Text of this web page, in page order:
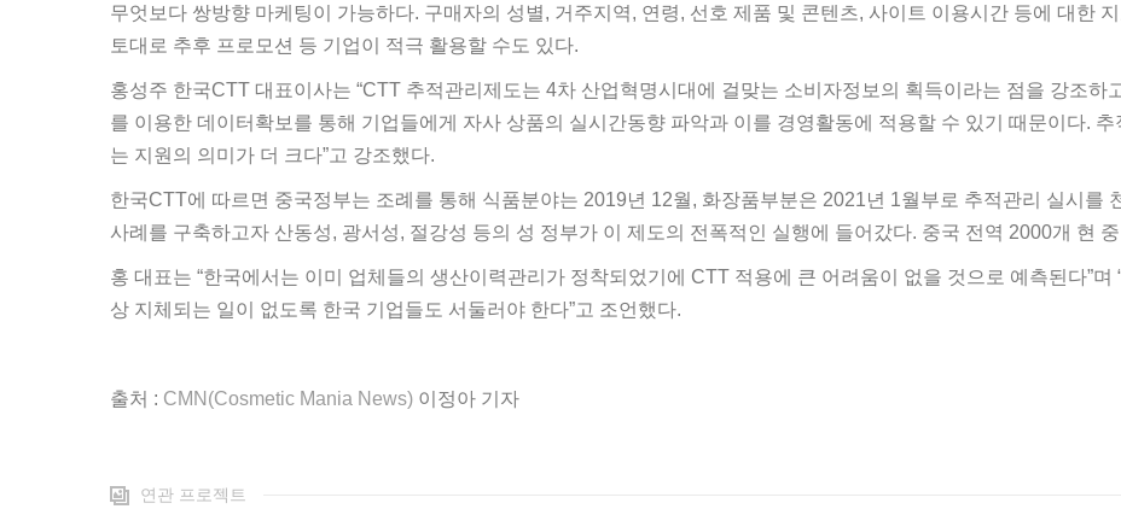
무엇보다 쌍방향 마케팅이 가능하다. 구매자의 성별, 거주지역, 연령, 선호 제품 및 콘텐츠, 사이트 이용시간 등에 대한
토대로 추후 프로모션 등 기업이 적극 활용할 수도 있다.
홍성주 한국CTT 대표이사는 “CTT 추적관리제도는 4차 산업혁명시대에 걸맞는 소비자정보의 획득이라는 점을 강조하
를 이용한 데이터확보를 통해 기업들에게 자사 상품의 실시간동향 파악과 이를 경영활동에 적용할 수 있기 때문이다.
는 지원의 의미가 더 크다”고 강조했다.
한국CTT에 따르면 중국정부는 조례를 통해 식품분야는 2019년 12월, 화장품부분은 2021년 1월부로 추적관리 실시를
사례를 구축하고자 산동성, 광서성, 절강성 등의 성 정부가 이 제도의 전폭적인 실행에 들어갔다. 중국 전역 2000개 현
홍 대표는 “한국에서는 이미 업체들의 생산이력관리가 정착되었기에 CTT 적용에 큰 어려움이 없을 것으로 예측된다”며
상 지체되는 일이 없도록 한국 기업들도 서둘러야 한다”고 조언했다.
출처 : CMN(Cosmetic Mania News) 이정아 기자
연관 프로젝트